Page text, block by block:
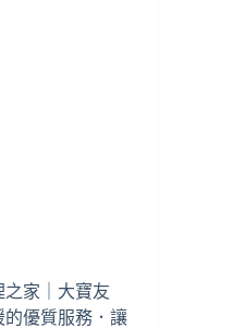
家｜大寶友
優質服務．讓